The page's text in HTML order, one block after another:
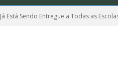
Já Está Sendo Entregue a Todas as